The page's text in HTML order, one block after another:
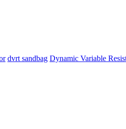
dvrt sandbag Dynamic Variable